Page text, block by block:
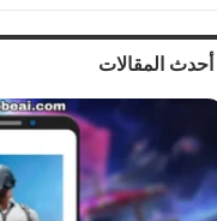
أحدث المقالات